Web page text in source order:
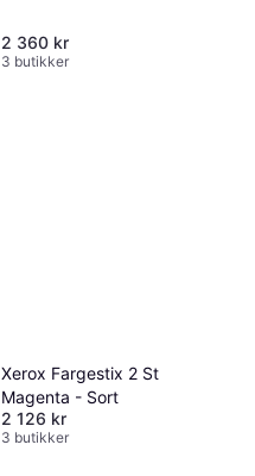
2 360 kr
3 butikker
Xerox Fargestix 2 St
Magenta - Sort
2 126 kr
3 butikker